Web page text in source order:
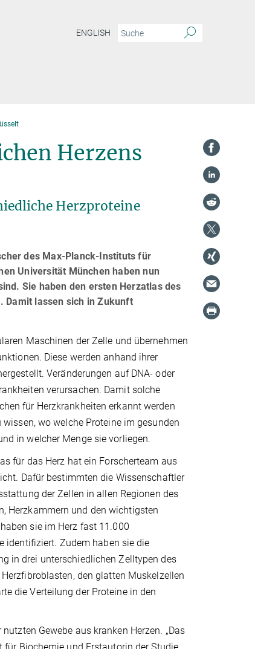
ENGLISH
Herzens
Herzproteine
des Max-Planck-Instituts für
Universität München haben nun
Sie haben den ersten Herzatlas des
Damit lassen sich in Zukunft
Maschinen der Zelle und übernehmen
Diese werden anhand ihrer
Veränderungen auf DNA- oder
verursachen. Damit solche
für Herzkrankheiten erkannt werden
wo welche Proteine im gesunden
in welcher Menge sie vorliegen.
für das Herz hat ein Forscherteam aus
Dafür bestimmten die Wissenschaftler
der Zellen in allen Regionen des
Herzkammern und den wichtigsten
sie im Herz fast 11.000
identifiziert. Zudem haben sie die
in drei unterschiedlichen Zelltypen des
den glatten Muskelzellen
die Verteilung der Proteine in den
Gewebe aus kranken Herzen. „Das